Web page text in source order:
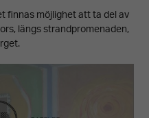
finnas möjlighet att ta del av
längs strandpromenaden,